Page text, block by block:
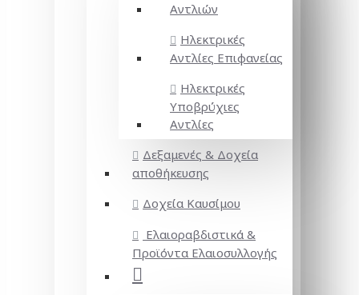
Αντλιών
Ηλεκτρικές
Αντλίες Επιφανείας
Ηλεκτρικές
Υποβρύχιες
Αντλίες
Δεξαμενές & Δοχεία
αποθήκευσης
Δοχεία Καυσίμου
Ελαιοραβδιστικά &
Προϊόντα Ελαιοσυλλογής